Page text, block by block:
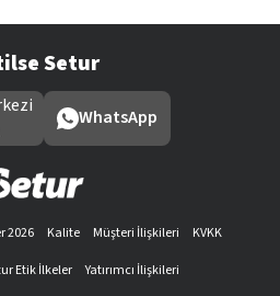
Setur
WhatsApp
2026 Kalite Müşteri İlişkileri
KVKK
Etik İlkeler
Yatırımcı İlişkileri